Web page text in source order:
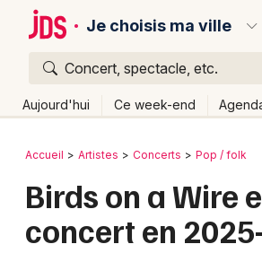
Je choisis ma ville
Concert, spectacle, etc.
Aujourd'hui Ce week-end
Publier un événement
Bordeaux
Colmar
Retour
Accueil Artistes Concerts Pop / folk
Birds on a Wire
concert en
Quoi ?
Où ?
Quand ?
Aujourd'hui
Demain Ce week-end